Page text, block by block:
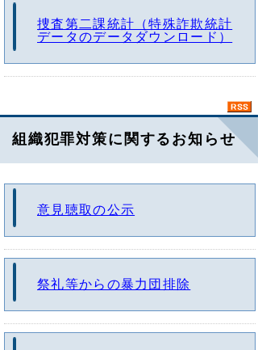
捜査第二課統計（特殊詐欺統計
データのデータダウンロード）
組織犯罪対策に関するお知らせ
意見聴取の公示
祭礼等からの暴力団排除